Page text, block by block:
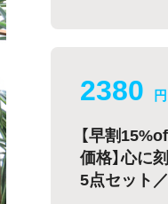
2380 円
【早割
価格】心に
5点セット